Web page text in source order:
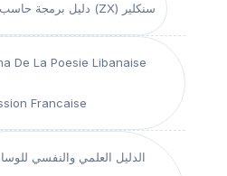
دليل برمجة حاسب سبكتروم (ZX) سنكلير
De La Poesie Libanaise
Francaise
الدليل العلمي والنفسي